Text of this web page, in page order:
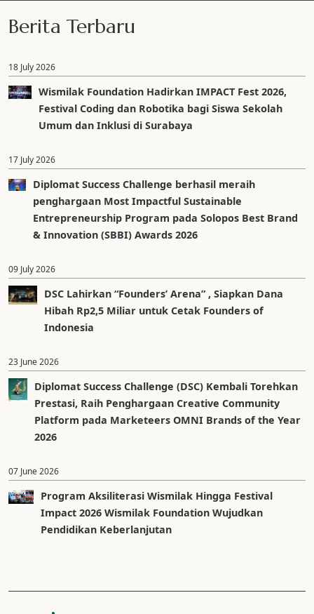
Berita Terbaru
18 July 2026
Wismilak Foundation Hadirkan IMPACT Fest 2026,
Festival Coding dan Robotika bagi Siswa Sekolah
Umum dan Inklusi di Surabaya
17 July 2026
Diplomat Success Challenge berhasil meraih
penghargaan Most Impactful Sustainable
Entrepreneurship Program pada Solopos Best Brand
& Innovation (SBBI) Awards 2026
09 July 2026
DSC Lahirkan “Founders’ Arena” , Siapkan Dana
Hibah Rp2,5 Miliar untuk Cetak Founders of
Indonesia
23 June 2026
Diplomat Success Challenge (DSC) Kembali Torehkan
Prestasi, Raih Penghargaan Creative Community
Platform pada Marketeers OMNI Brands of the Year
2026
07 June 2026
Program Aksiliterasi Wismilak Hingga Festival
Impact 2026 Wismilak Foundation Wujudkan
Pendidikan Keberlanjutan